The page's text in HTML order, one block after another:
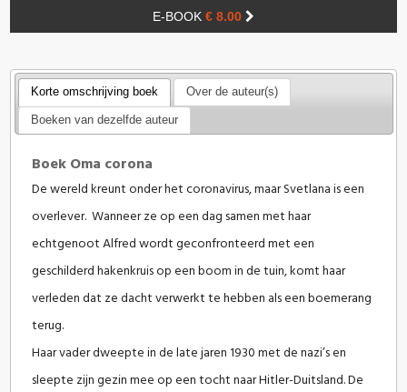
E-BOOK € 8.00
Korte omschrijving boek Over de auteur(s)
Boeken van dezelfde auteur
Boek Oma corona
De wereld kreunt onder het coronavirus, maar Svetlana is een
overlever. Wanneer ze op een dag samen met haar
echtgenoot Alfred wordt geconfronteerd met een
geschilderd hakenkruis op een boom in de tuin, komt haar
verleden dat ze dacht verwerkt te hebben als een boemerang
terug.
Haar vader dweepte in de late jaren 1930 met de nazi’s en
sleepte zijn gezin mee op een tocht naar Hitler-Duitsland. De